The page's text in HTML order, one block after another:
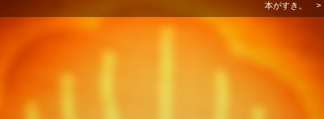
本がすき。 >